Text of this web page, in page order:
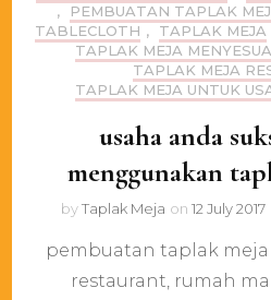
,
PEMBUATAN TAPLAK
TABLECLOTH , TAPLAK MEJA
TAPLAK MEJA
TAPLAK MEJA
TAPLAK MEJA UNTUK
usaha anda
menggunakan
byTaplak Meja on 12 July 2017
pembuatan taplak
restaurant, rumah